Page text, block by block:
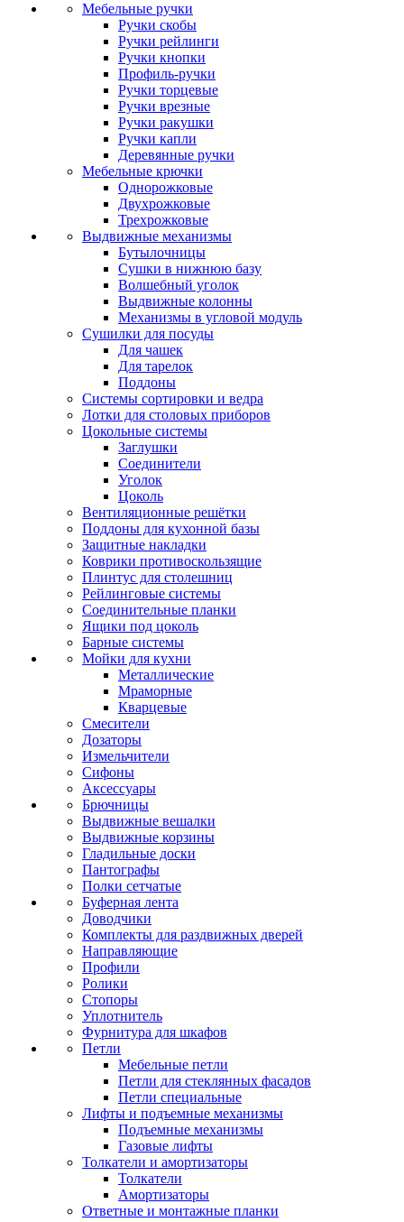
Мебельные ручки
Ручки скобы
Ручки рейлинги
Ручки кнопки
Профиль-ручки
Ручки торцевые
Ручки врезные
Ручки ракушки
Ручки капли
Деревянные ручки
Мебельные крючки
Однорожковые
Двухрожковые
Трехрожковые
Выдвижные механизмы
Бутылочницы
Сушки в нижнюю базу
Волшебный уголок
Выдвижные колонны
Механизмы в угловой модуль
Сушилки для посуды
Для чашек
Для тарелок
Поддоны
Системы сортировки и ведра
Лотки для столовых приборов
Цокольные системы
Заглушки
Соединители
Уголок
Цоколь
Вентиляционные решётки
Поддоны для кухонной базы
Защитные накладки
Коврики противоскользящие
Плинтус для столешниц
Рейлинговые системы
Соединительные планки
Ящики под цоколь
Барные системы
Мойки для кухни
Металлические
Мраморные
Кварцевые
Смесители
Дозаторы
Измельчители
Сифоны
Аксессуары
Брючницы
Выдвижные вешалки
Выдвижные корзины
Гладильные доски
Пантографы
Полки сетчатые
Буферная лента
Доводчики
Комплекты для раздвижных дверей
Направляющие
Профили
Ролики
Стопоры
Уплотнитель
Фурнитура для шкафов
Петли
Мебельные петли
Петли для стеклянных фасадов
Петли специальные
Лифты и подъемные механизмы
Подъемные механизмы
Газовые лифты
Толкатели и амортизаторы
Толкатели
Амортизаторы
Ответные и монтажные планки